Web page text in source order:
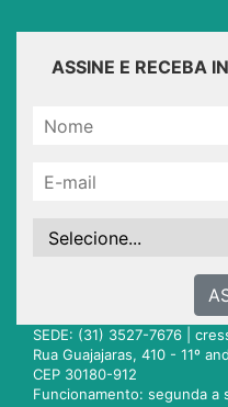
ASSINE E RECEBA
SEDE: (31) 3527-7676 |
Rua Guajajaras, 410 - 11º
CEP 30180-912
Funcionamento: segunda a